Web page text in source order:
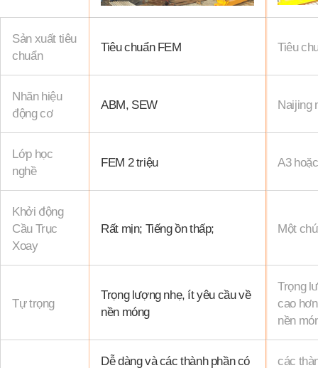
Sản xuất tiêu
chuẩn
Tiêu chuẩn FEM Tiêu
Nhãn hiệu
động cơ
ABM, SEW Naijing
Lớp học
nghề
FEM 2 triệu A3
Khởi động
Cầu Trục
Xoay
Rất mịn; Tiếng ồn thấp; Một
Tự trọng
Trọng lượng nhẹ, ít yêu cầu về
nền móng
Trọng
cao
nền
Dễ dàng và các thành phần có
các